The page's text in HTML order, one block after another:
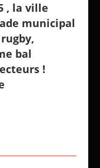
, la ville
municipal
bal
!